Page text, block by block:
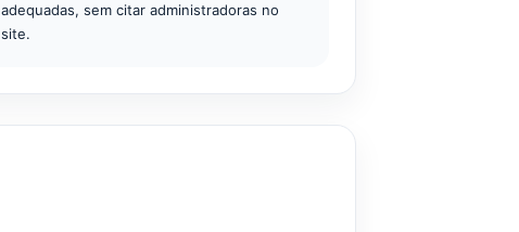
adequadas, sem citar administradoras no
site.